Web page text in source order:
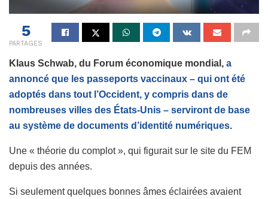
5
PARTAGES
Klaus Schwab, du Forum économique mondial, a
annoncé que les passeports vaccinaux – qui ont été
adoptés dans tout l’Occident, y compris dans de
nombreuses villes des États-Unis – serviront de base
au système de documents d’identité numériques.
Une « théorie du complot », qui figurait sur le site du FEM
depuis des années.
Si seulement quelques bonnes âmes éclairées avaient